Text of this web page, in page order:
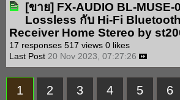
[ขาย] FX-AUDIO BL-MUSE-
Lossless กับ Hi-Fi
Receiver Home Stereo by
17 responses 517 views 0 likes
Last Post 20 Nov 2023, 07:27:26
1 2 3 4 5 6